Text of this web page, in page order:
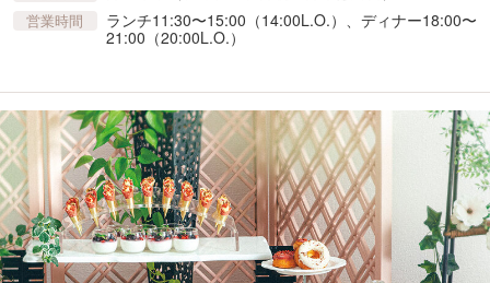
営業時間
ランチ11:30〜15:00（14:00L.O.）、ディナー18:00〜
21:00（20:00L.O.）